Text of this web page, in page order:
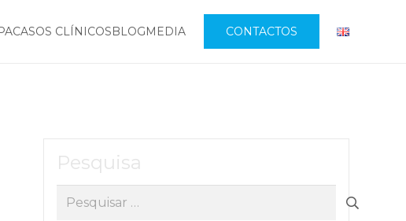
CASOS CLÍNICOSBLOGMEDIA CONTACTOS
Pesquisa
Pesquisar